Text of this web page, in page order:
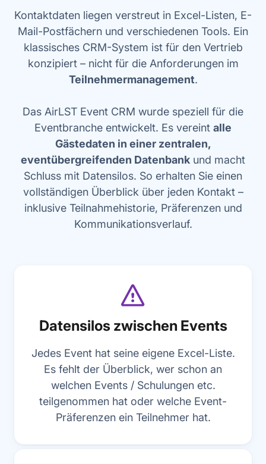
Kontaktdaten liegen verstreut in Excel-Listen, E-
Mail-Postfächern und verschiedenen Tools. Ein
klassisches CRM-System ist für den Vertrieb
konzipiert – nicht für die Anforderungen im
Teilnehmermanagement.
Das AirLST Event CRM wurde speziell für die
Eventbranche entwickelt. Es vereint alle
Gästedaten in einer zentralen,
eventübergreifenden Datenbank und macht
Schluss mit Datensilos. So erhalten Sie einen
vollständigen Überblick über jeden Kontakt –
inklusive Teilnahmehistorie, Präferenzen und
Kommunikationsverlauf.
Datensilos zwischen Events
Jedes Event hat seine eigene Excel-Liste.
Es fehlt der Überblick, wer schon an
welchen Events / Schulungen etc.
teilgenommen hat oder welche Event-
Präferenzen ein Teilnehmer hat.